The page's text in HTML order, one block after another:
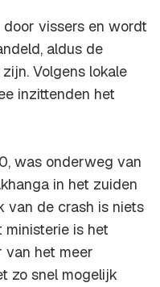
vissers en wordt
aldus de
Volgens lokale
inzittenden het
was onderweg van
in het zuiden
van de crash is niets
ministerie is het
het meer
zo snel mogelijk